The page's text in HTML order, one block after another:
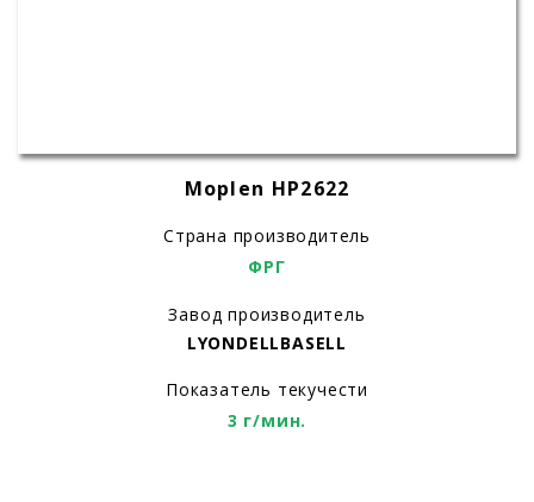
Moplen HP2622
Страна производитель
ФРГ
Завод производитель
LYONDELLBASELL
Показатель текучести
3 г/мин.